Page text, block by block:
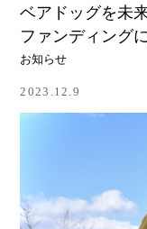
ベアドッグを未
ファンディング
お知らせ
2023.12.9